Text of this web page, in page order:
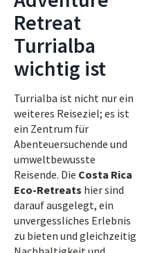
Retreat
Turrialba
wichtig ist
Turrialba ist nicht nur ein
weiteres Reiseziel; es ist
ein Zentrum für
Abenteuersuchende und
umweltbewusste
Reisende. Die Costa Rica
Eco-Retreats hier sind
darauf ausgelegt, ein
unvergessliches Erlebnis
zu bieten und gleichzeitig